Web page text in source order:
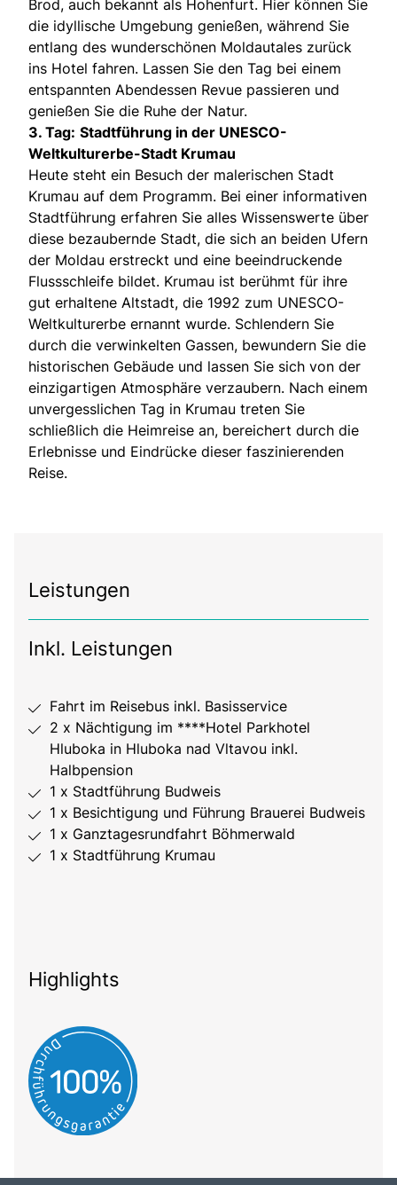
Brod, auch bekannt als Hohenfurt. Hier können Sie
die idyllische Umgebung genießen, während Sie
entlang des wunderschönen Moldautales zurück
ins Hotel fahren. Lassen Sie den Tag bei einem
entspannten Abendessen Revue passieren und
genießen Sie die Ruhe der Natur.
3. Tag: Stadtführung in der UNESCO-
Weltkulturerbe-Stadt Krumau
Heute steht ein Besuch der malerischen Stadt
Krumau auf dem Programm. Bei einer informativen
Stadtführung erfahren Sie alles Wissenswerte über
diese bezaubernde Stadt, die sich an beiden Ufern
der Moldau erstreckt und eine beeindruckende
Flussschleife bildet. Krumau ist berühmt für ihre
gut erhaltene Altstadt, die 1992 zum UNESCO-
Weltkulturerbe ernannt wurde. Schlendern Sie
durch die verwinkelten Gassen, bewundern Sie die
historischen Gebäude und lassen Sie sich von der
einzigartigen Atmosphäre verzaubern. Nach einem
unvergesslichen Tag in Krumau treten Sie
schließlich die Heimreise an, bereichert durch die
Erlebnisse und Eindrücke dieser faszinierenden
Reise.
Leistungen
Inkl. Leistungen
Fahrt im Reisebus inkl. Basisservice
2 x Nächtigung im ****Hotel Parkhotel
Hluboka in Hluboka nad Vltavou inkl.
Halbpension
1 x Stadtführung Budweis
1 x Besichtigung und Führung Brauerei Budweis
1 x Ganztagesrundfahrt Böhmerwald
1 x Stadtführung Krumau
Highlights